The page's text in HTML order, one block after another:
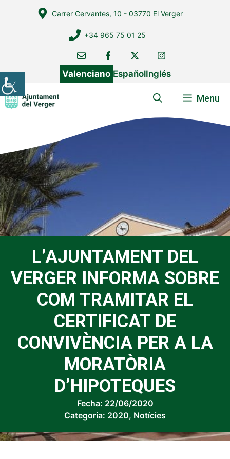
Carrer Cervantes, 10 - 03770 El Verger
+34 965 75 01 25
Valenciano EspañolInglés
Menu
L’AJUNTAMENT DEL
VERGER INFORMA SOBRE
COM TRAMITAR EL
CERTIFICAT DE
CONVIVÈNCIA PER A LA
MORATÒRIA
D’HIPOTEQUES
Fecha: 22/06/2020
Categoria: 2020, Notícies